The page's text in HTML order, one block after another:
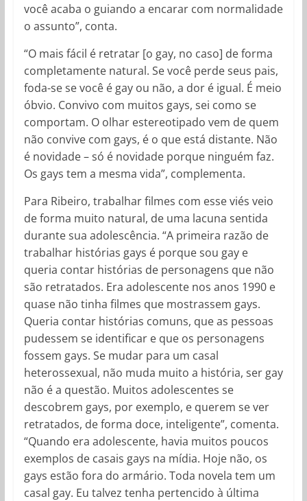
você acaba o guiando a encarar com normalidade
o assunto”, conta.
“O mais fácil é retratar [o gay, no caso] de forma
completamente natural. Se você perde seus pais,
foda-se se você é gay ou não, a dor é igual. É meio
óbvio. Convivo com muitos gays, sei como se
comportam. O olhar estereotipado vem de quem
não convive com gays, é o que está distante. Não
é novidade – só é novidade porque ninguém faz.
Os gays tem a mesma vida”, complementa.
Para Ribeiro, trabalhar filmes com esse viés veio
de forma muito natural, de uma lacuna sentida
durante sua adolescência. “A primeira razão de
trabalhar histórias gays é porque sou gay e
queria contar histórias de personagens que não
são retratados. Era adolescente nos anos 1990 e
quase não tinha filmes que mostrassem gays.
Queria contar histórias comuns, que as pessoas
pudessem se identificar e que os personagens
fossem gays. Se mudar para um casal
heterossexual, não muda muito a história, ser gay
não é a questão. Muitos adolescentes se
descobrem gays, por exemplo, e querem se ver
retratados, de forma doce, inteligente”, comenta.
“Quando era adolescente, havia muitos poucos
exemplos de casais gays na mídia. Hoje não, os
gays estão fora do armário. Toda novela tem um
casal gay. Eu talvez tenha pertencido à última